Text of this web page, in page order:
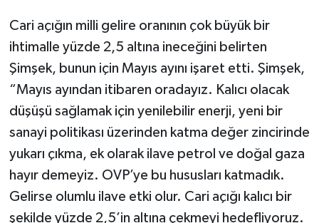
Cari açığın milli gelire oranının çok büyük bir
ihtimalle yüzde 2,5 altına ineceğini belirten
Şimşek, bunun için Mayıs ayını işaret etti. Şimşek,
“Mayıs ayından itibaren oradayız. Kalıcı olacak
düşüşü sağlamak için yenilebilir enerji, yeni bir
sanayi politikası üzerinden katma değer zincirinde
yukarı çıkma, ek olarak ilave petrol ve doğal gaza
hayır demeyiz. OVP’ye bu hususları katmadık.
Gelirse olumlu ilave etki olur. Cari açığı kalıcı bir
şekilde yüzde 2,5’in altına çekmeyi hedefliyoruz.